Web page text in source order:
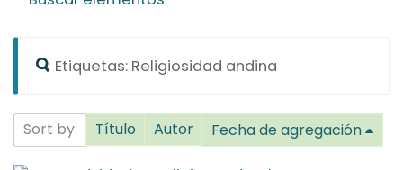
Etiquetas: Religiosidad andina
Sort by: Título Autor Fecha de agregación